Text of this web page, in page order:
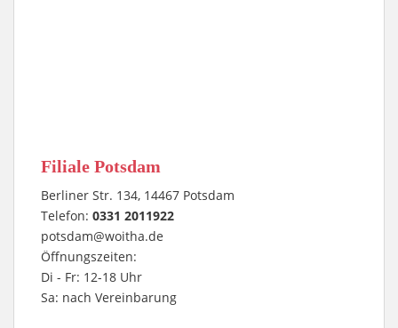
Filiale Potsdam
Berliner Str. 134, 14467 Potsdam
Telefon: 0331 2011922
potsdam@woitha.de
Öffnungszeiten:
Di - Fr: 12-18 Uhr
Sa: nach Vereinbarung